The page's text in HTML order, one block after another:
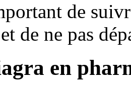
de
de ne pas
en